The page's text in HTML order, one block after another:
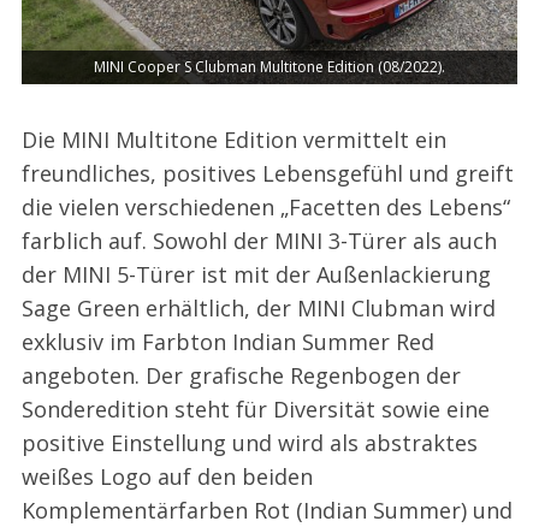
MINI Cooper S Clubman Multitone Edition (08/2022).
Die MINI Multitone Edition vermittelt ein
freundliches, positives Lebensgefühl und greift
die vielen verschiedenen „Facetten des Lebens“
farblich auf. Sowohl der MINI 3-Türer als auch
der MINI 5-Türer ist mit der Außenlackierung
Sage Green erhältlich, der MINI Clubman wird
exklusiv im Farbton Indian Summer Red
angeboten. Der grafische Regenbogen der
Sonderedition steht für Diversität sowie eine
positive Einstellung und wird als abstraktes
weißes Logo auf den beiden
Komplementärfarben Rot (Indian Summer) und